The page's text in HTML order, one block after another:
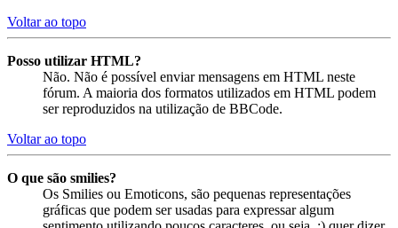
Voltar ao topo
Posso utilizar HTML?
Não. Não é possível enviar mensagens em HTML neste
fórum. A maioria dos formatos utilizados em HTML podem
ser reproduzidos na utilização de BBCode.
Voltar ao topo
O que são smilies?
Os Smilies ou Emoticons, são pequenas representações
gráficas que podem ser usadas para expressar algum